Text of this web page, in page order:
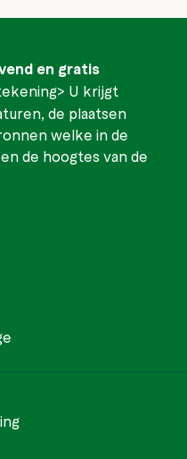
en gratis
U krijgt
de plaatsen
welke in de
de hoogtes van de